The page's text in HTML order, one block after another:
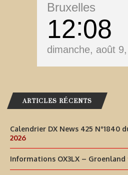
Bruxelles
12 08
dimanche, août
ARTICLES RÉCENTS
Calendrier DX News 425 N°1840
2026
Informations OX3LX – Groenland